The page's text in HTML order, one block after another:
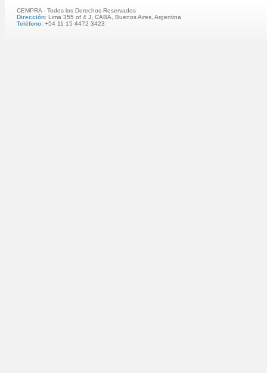
CEMPRA - Todos los Derechos Reservados
Dirección: Lima 355 of 4 J, CABA, Buenos Aires, Argentina
Teléfono: +54 11 15 4472 3423